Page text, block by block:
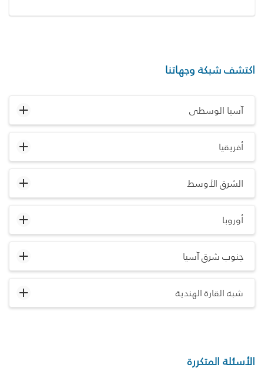
اكتشف شبكة وجهاتنا
آسيا الوسطى
أفريقيا
الشرق الأوسط
أوروبا
جنوب شرق آسيا
شبه القارة الهندية
الأسئلة المتكررة